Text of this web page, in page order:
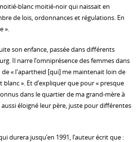
blanc moitié-noir qui naissait en
de lois, ordonnances et régulations. En
».
son enfance, passée dans différents
Il narre l’omniprésence des femmes dans
« l'apartheid [qui] me maintenait loin de
». Et d’expliquer que pour « presque
dans le quartier de ma grand-mère à
éloigné leur père, juste pour différentes
durera jusqu’en 1991, l’auteur écrit que :